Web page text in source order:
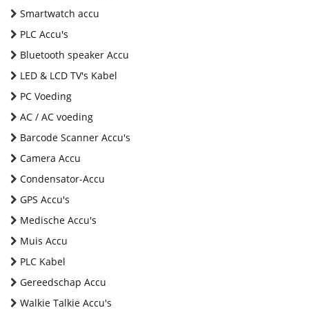
Smartwatch accu
PLC Accu's
Bluetooth speaker Accu
LED & LCD TV's Kabel
PC Voeding
AC / AC voeding
Barcode Scanner Accu's
Camera Accu
Condensator-Accu
GPS Accu's
Medische Accu's
Muis Accu
PLC Kabel
Gereedschap Accu
Walkie Talkie Accu's